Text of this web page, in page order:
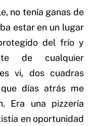
no tenía ganas de
estar en un lugar
del frío y
de cualquier
vi, dos cuadras
días atrás me
Era una pizzería
en oportunidad